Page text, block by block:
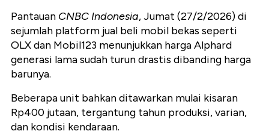
Pantauan CNBC Indonesia, Jumat (27/2/2026) di
sejumlah platform jual beli mobil bekas seperti
OLX dan Mobil123 menunjukkan harga Alphard
generasi lama sudah turun drastis dibanding harga
barunya.
Beberapa unit bahkan ditawarkan mulai kisaran
Rp400 jutaan, tergantung tahun produksi, varian,
dan kondisi kendaraan.